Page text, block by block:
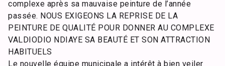
complexe après sa mauvaise peinture de l’année
passée. NOUS EXIGEONS LA REPRISE DE LA
PEINTURE DE QUALITÉ POUR DONNER AU COMPLEXE
VALDIODIO NDIAYE SA BEAUTÉ ET SON ATTRACTION
HABITUELS
Le nouvelle équipe municipale a intérêt à bien veiler